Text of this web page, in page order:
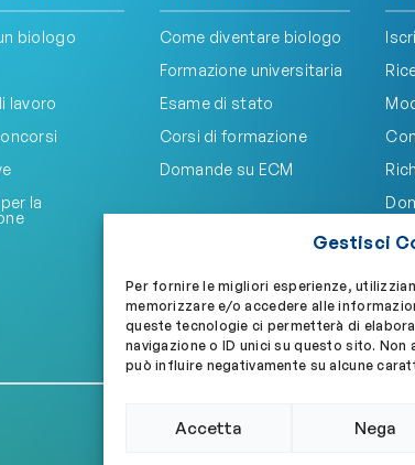
Gestisci
Per fornire le migliori esperienze,
memorizzare e/o accedere alle
queste tecnologie ci permetterà di
navigazione o ID unici su questo sito.
può influire negativamente su alcune
Accetta Nega
biologo
lavoro
la
Come diventare biologo
Formazione universitaria
Esame di stato
Corsi di formazione
Domande su ECM
Accedi a My OBLA